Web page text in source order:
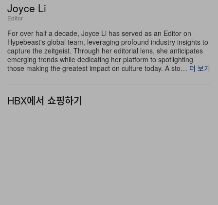
와 UN World Food Programme의 XO Humanitarian
장당 1유로, 영국에서 판매되는 티켓 1장당 1파운드를 기
부해 전 세계 기아 및 교육 지원 활동에 힘을 보태고 있다.
Joyce Li
Editor
For over half a decade, Joyce Li has served as an Editor on
Hypebeast's global team, leveraging profound industry insights to
capture the zeitgeist. Through her editorial lens, she anticipates
emerging trends while dedicating her platform to spotlighting
those making the greatest impact on culture today. A sto… 더 보기
HBX에서 쇼핑하기